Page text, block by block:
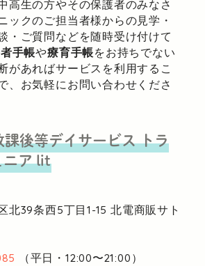
高生の方やその保護者のみなさ
ックのご担当者様からの見学・
・ご質問などを随時受け付けて
手帳や療育手帳をお持ちでない
があればサービスを利用するこ
、お気軽にお問い合わせくださ
後等デイサービストラ
ニア lit
北39条西5丁目1-15 北電商販サト
（平日・12:00〜21:00）